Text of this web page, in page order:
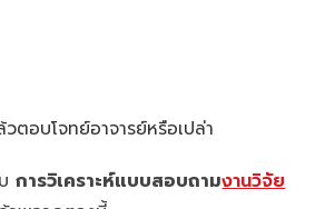
วตอบโจทย์อาจารย์หรือเปล่า
บการวิเคราะห์แบบสอบถามงานวิจัย